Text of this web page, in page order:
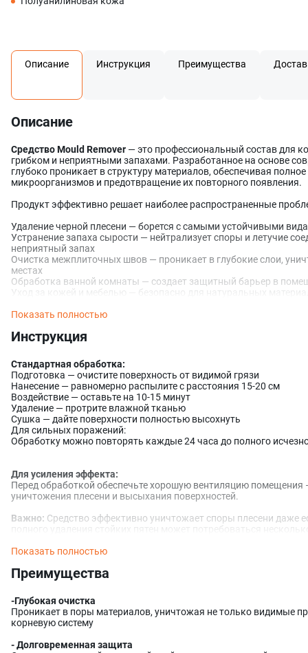
Описание Инструкция Преимущества
Описание
Средство Mould Remover — это профессиональный состав для
грибком и неприятными запахами. Разработанное на основе
глубоко проникает в структуру материалов, обеспечивая
микроорганизмов и предотвращение их повторного появления.
Продукт эффективно решает наиболее распространенные
Удаление черной плесени — борется с самыми устойчивыми
Устранение запаха сырости — нейтрализует споры и летучие
неприятный запах
Очистка межплиточных швов — проникает в глубокие слои,
местах
Обработка ванной комнаты — создает защитный барьер в
Уход за кожей и мебелью — безопасно для натуральных
Показать полностью
Инструкция
Стандартная обработка:
Подготовка — очистите поверхность от видимой грязи
Нанесение — равномерно распылите с расстояния 15-20 см
Воздействие — оставьте на 10-15 минут
Удаление — протрите влажной тканью
Сушка — дайте поверхности полностью высохнуть
Для сильных поражений:
Обработку можно повторять каждые 24 часа до полного
Для усиления эффекта:
Перед обработкой обеспечьте хорошую вентиляцию помещения
уничтожения плесени и высыхания поверхностей.
Важно: Средство эффективно уничтожает споры плесени даже
полного удаления стойких пятен может потребоваться
Показать полностью
Преимущества
-Глубокая очистка
Проникает в поры материалов, уничтожая не только видимые
корневую систему
- Долговременная защита